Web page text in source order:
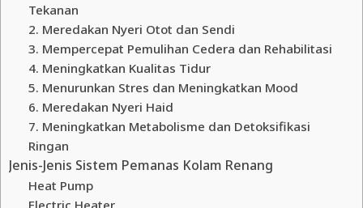
Tekanan
2. Meredakan Nyeri Otot dan Sendi
3. Mempercepat Pemulihan Cedera dan Rehabilitasi
4. Meningkatkan Kualitas Tidur
5. Menurunkan Stres dan Meningkatkan Mood
6. Meredakan Nyeri Haid
7. Meningkatkan Metabolisme dan Detoksifikasi
Ringan
Jenis-Jenis Sistem Pemanas Kolam Renang
Heat Pump